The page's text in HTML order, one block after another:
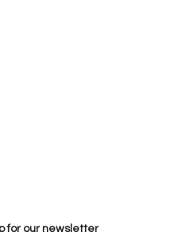
for our newsletter